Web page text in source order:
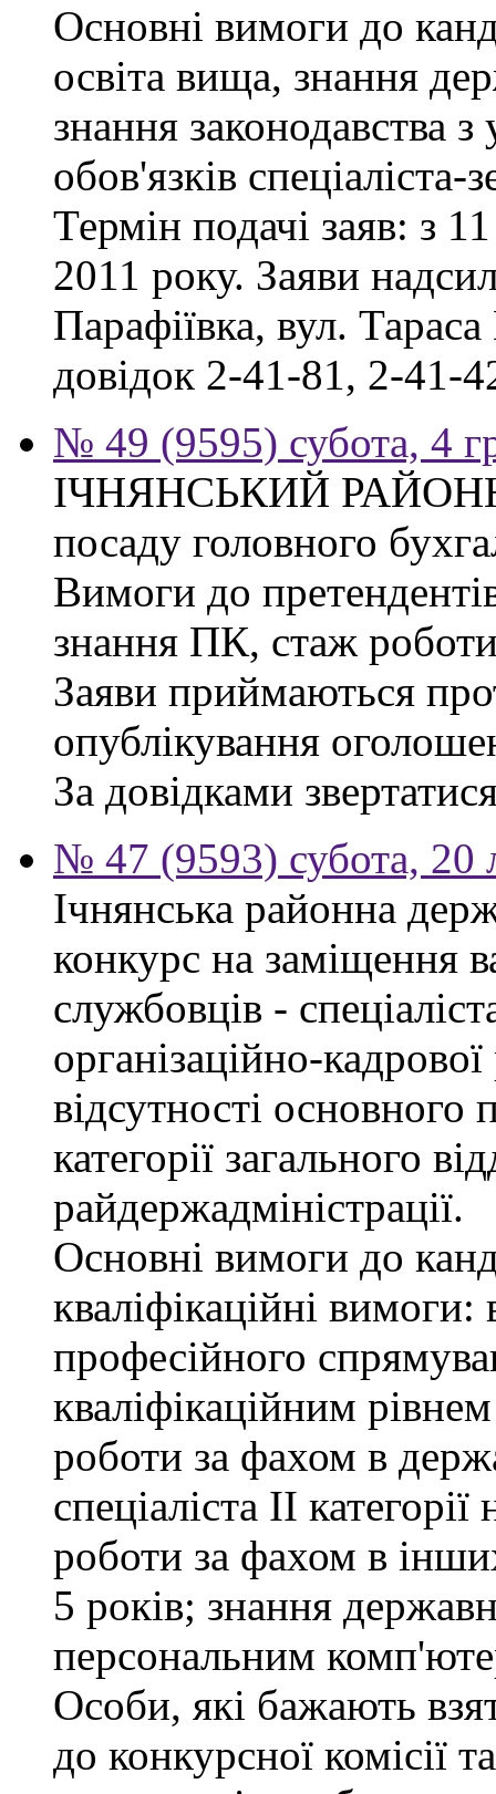
Основні вимоги до
освіта вища, знання
знання законодавства
обов'язків
Термін подачі заяв: з
2011 року. Заяви
Парафіївка, вул.
довідок 2-41-81, 2-41-
№ 49 (9595) субота, 4
ІЧНЯНСЬКИЙ
посаду головного
Вимоги до
знання ПК, стаж
Заяви приймаються
опублікування
За довідками
№ 47 (9593) субота, 20
Ічнянська районна
конкурс на заміщення
службовців -
організаційно-
відсутності основного
категорії загального
райдержадміністрації.
Основні вимоги до
кваліфікаційні
професійного
кваліфікаційним
роботи за фахом в
спеціаліста ІІ
роботи за фахом в
5 років; знання
персональним
Особи, які бажають
до конкурсної комісії